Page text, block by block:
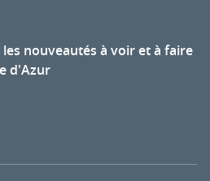
nouveautés à voir et à faire
d'Azur